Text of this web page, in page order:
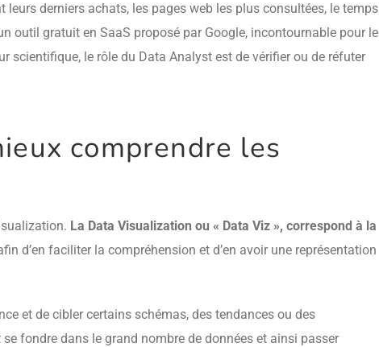
derniers achats, les pages web les plus consultées, le temps
outil gratuit en SaaS proposé par Google, incontournable pour le
scientifique, le rôle du Data Analyst est de vérifier ou de réfuter
comprendre les
La Data Visualization ou « Data Viz », correspond à la
d’en faciliter la compréhension et d’en avoir une représentation
et de cibler certains schémas, des tendances ou des
fondre dans le grand nombre de données et ainsi passer